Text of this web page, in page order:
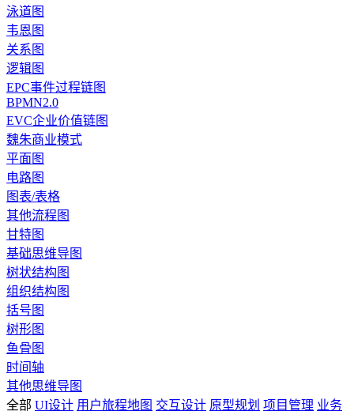
泳道图
韦恩图
关系图
逻辑图
EPC事件过程链图
BPMN2.0
EVC企业价值链图
魏朱商业模式
平面图
电路图
图表/表格
其他流程图
甘特图
基础思维导图
树状结构图
组织结构图
括号图
树形图
鱼骨图
时间轴
其他思维导图
全部 UI设计 用户旅程地图 交互设计 原型规划 项目管理 业务